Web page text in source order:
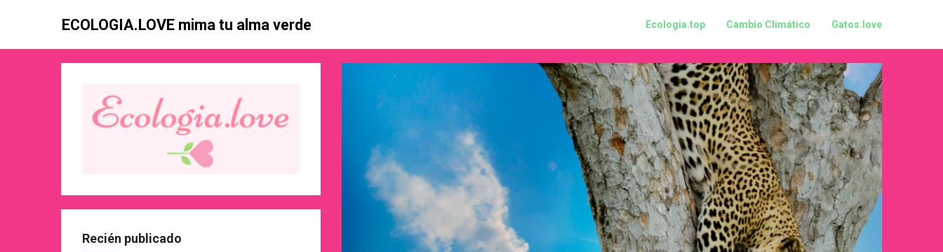
ECOLOGIA.LOVE mima tu alma verde Ecologia.top Cambio Climático Gatos.love
Recién publicado